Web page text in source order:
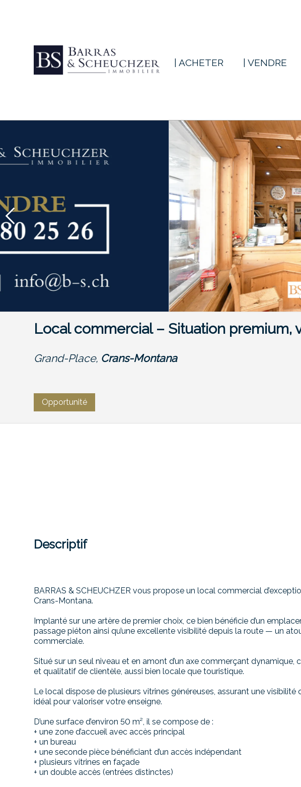
| ACHETER | VENDRE
Local commercial – Situation premium,
Grand-Place, Crans-Montana
Opportunité
Descriptif
BARRAS & SCHEUCHZER vous propose un local commercial
Crans-Montana.
Implanté sur une artère de premier choix, ce bien bénéficie d’un
passage piéton ainsi qu’une excellente visibilité depuis la route — un
commerciale.
Situé sur un seul niveau et en amont d’un axe commerçant dynamique,
et qualitatif de clientèle, aussi bien locale que touristique.
Le local dispose de plusieurs vitrines généreuses, assurant une
idéal pour valoriser votre enseigne.
D’une surface d’environ 50 m², il se compose de :
+ une zone d’accueil avec accès principal
+ un bureau
+ une seconde pièce bénéficiant d’un accès indépendant
+ plusieurs vitrines en façade
+ un double accès (entrées distinctes)